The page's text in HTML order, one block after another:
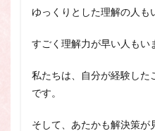
ゆっくりとした理解の人も
すごく理解力が早い人もい
私たちは、自分が経験した
です。
そして、あたかも解決策